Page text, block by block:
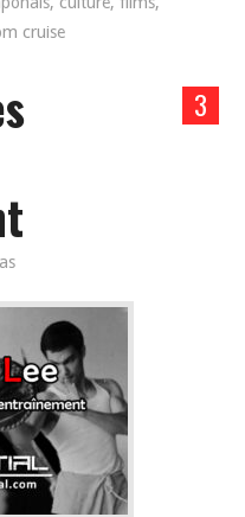
cruise
3